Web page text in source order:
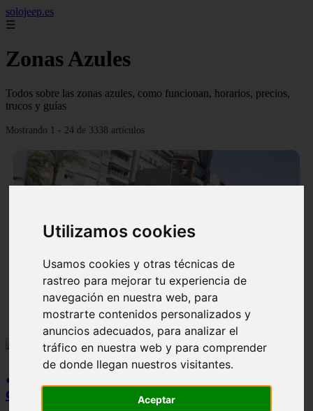
Utilizamos cookies
Usamos cookies y otras técnicas de
rastreo para mejorar tu experiencia de
navegación en nuestra web, para
mostrarte contenidos personalizados y
anuncios adecuados, para analizar el
tráfico en nuestra web y para comprender
de donde llegan nuestros visitantes.
Aceptar
solojeep.es
☰
Zonas Azules
Todos sobre las zonas azules, como funcionan, horarios, precios,
trucos y guías
Mostrando 1 - 24 de 3338 artículos
▷ Zona Azul Córdoba 《 Horarios y Tarifas 2024 》
¿Qué Seat Ibiza merece más la pena
comprar?